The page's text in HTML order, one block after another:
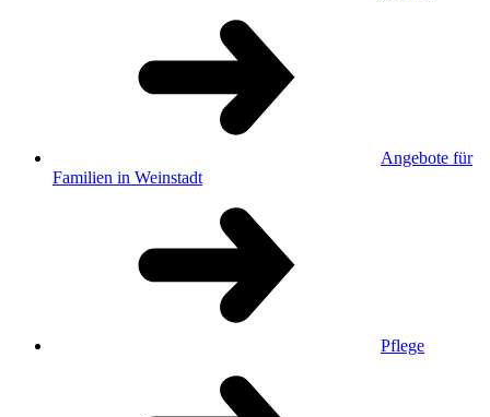
Angebote für
Familien in Weinstadt
Pflege